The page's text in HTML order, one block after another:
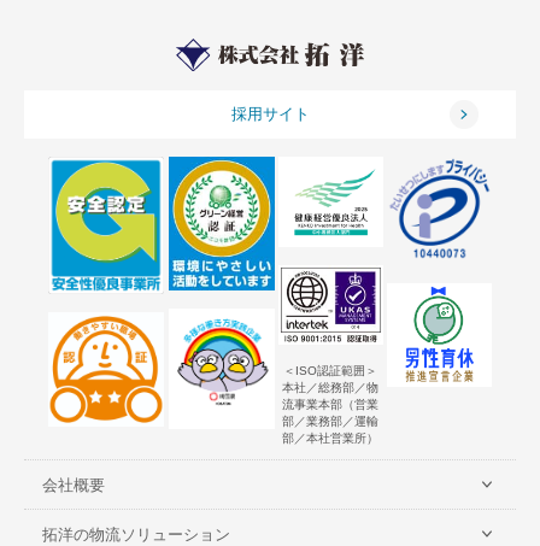
採用サイト
＜ISO認証範囲＞
本社／総務部／物
流事業本部（営業
部／業務部／運輸
部／本社営業所）
会社概要
拓洋の物流ソリューション